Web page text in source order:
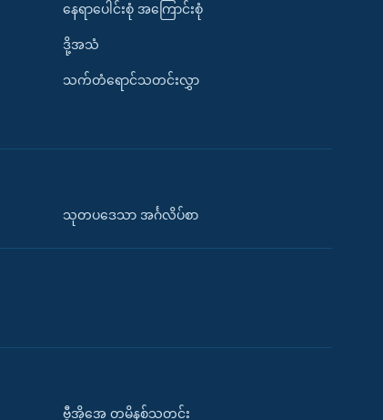
နေရာပေါင်းစုံ အကြောင်းစုံ
ဒို့အသံ
သက်တံရောင်သတင်းလွှာ
သုတပဒေသာ အင်္ဂလိပ်စာ
ဗွီအိုအေ တမိနစ်သတင်း